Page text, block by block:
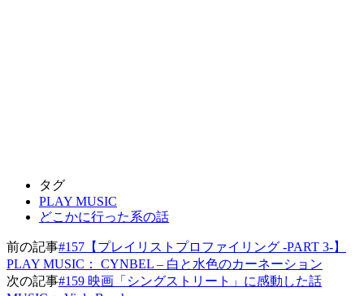
タグ
PLAY MUSIC
どこかに行った系の話
前の記事#157【プレイリストプロファイリング -PART 3-】
PLAY MUSIC： CYNBEL – 白と水色のカーネーション
次の記事#159 映画「シングストリート」に感動した話